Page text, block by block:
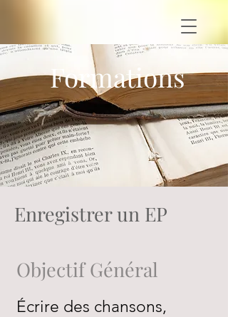
Formations
Enregistrer un EP
Objectif Général
Écrire des chansons,